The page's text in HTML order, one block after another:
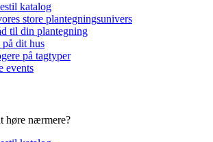
katalog
store plantegningsunivers
til din plantegning
dit hus
på tagtyper
events
høre nærmere?